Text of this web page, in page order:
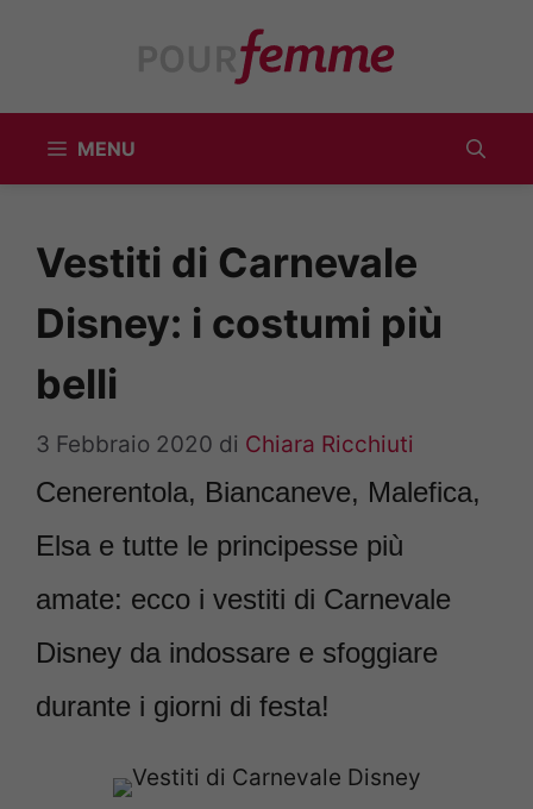
MENU
Vestiti di Carnevale
Disney: i costumi più
belli
3 Febbraio 2020 di Chiara Ricchiuti
Cenerentola, Biancaneve, Malefica,
Elsa e tutte le principesse più
amate: ecco i vestiti di Carnevale
Disney da indossare e sfoggiare
durante i giorni di festa!